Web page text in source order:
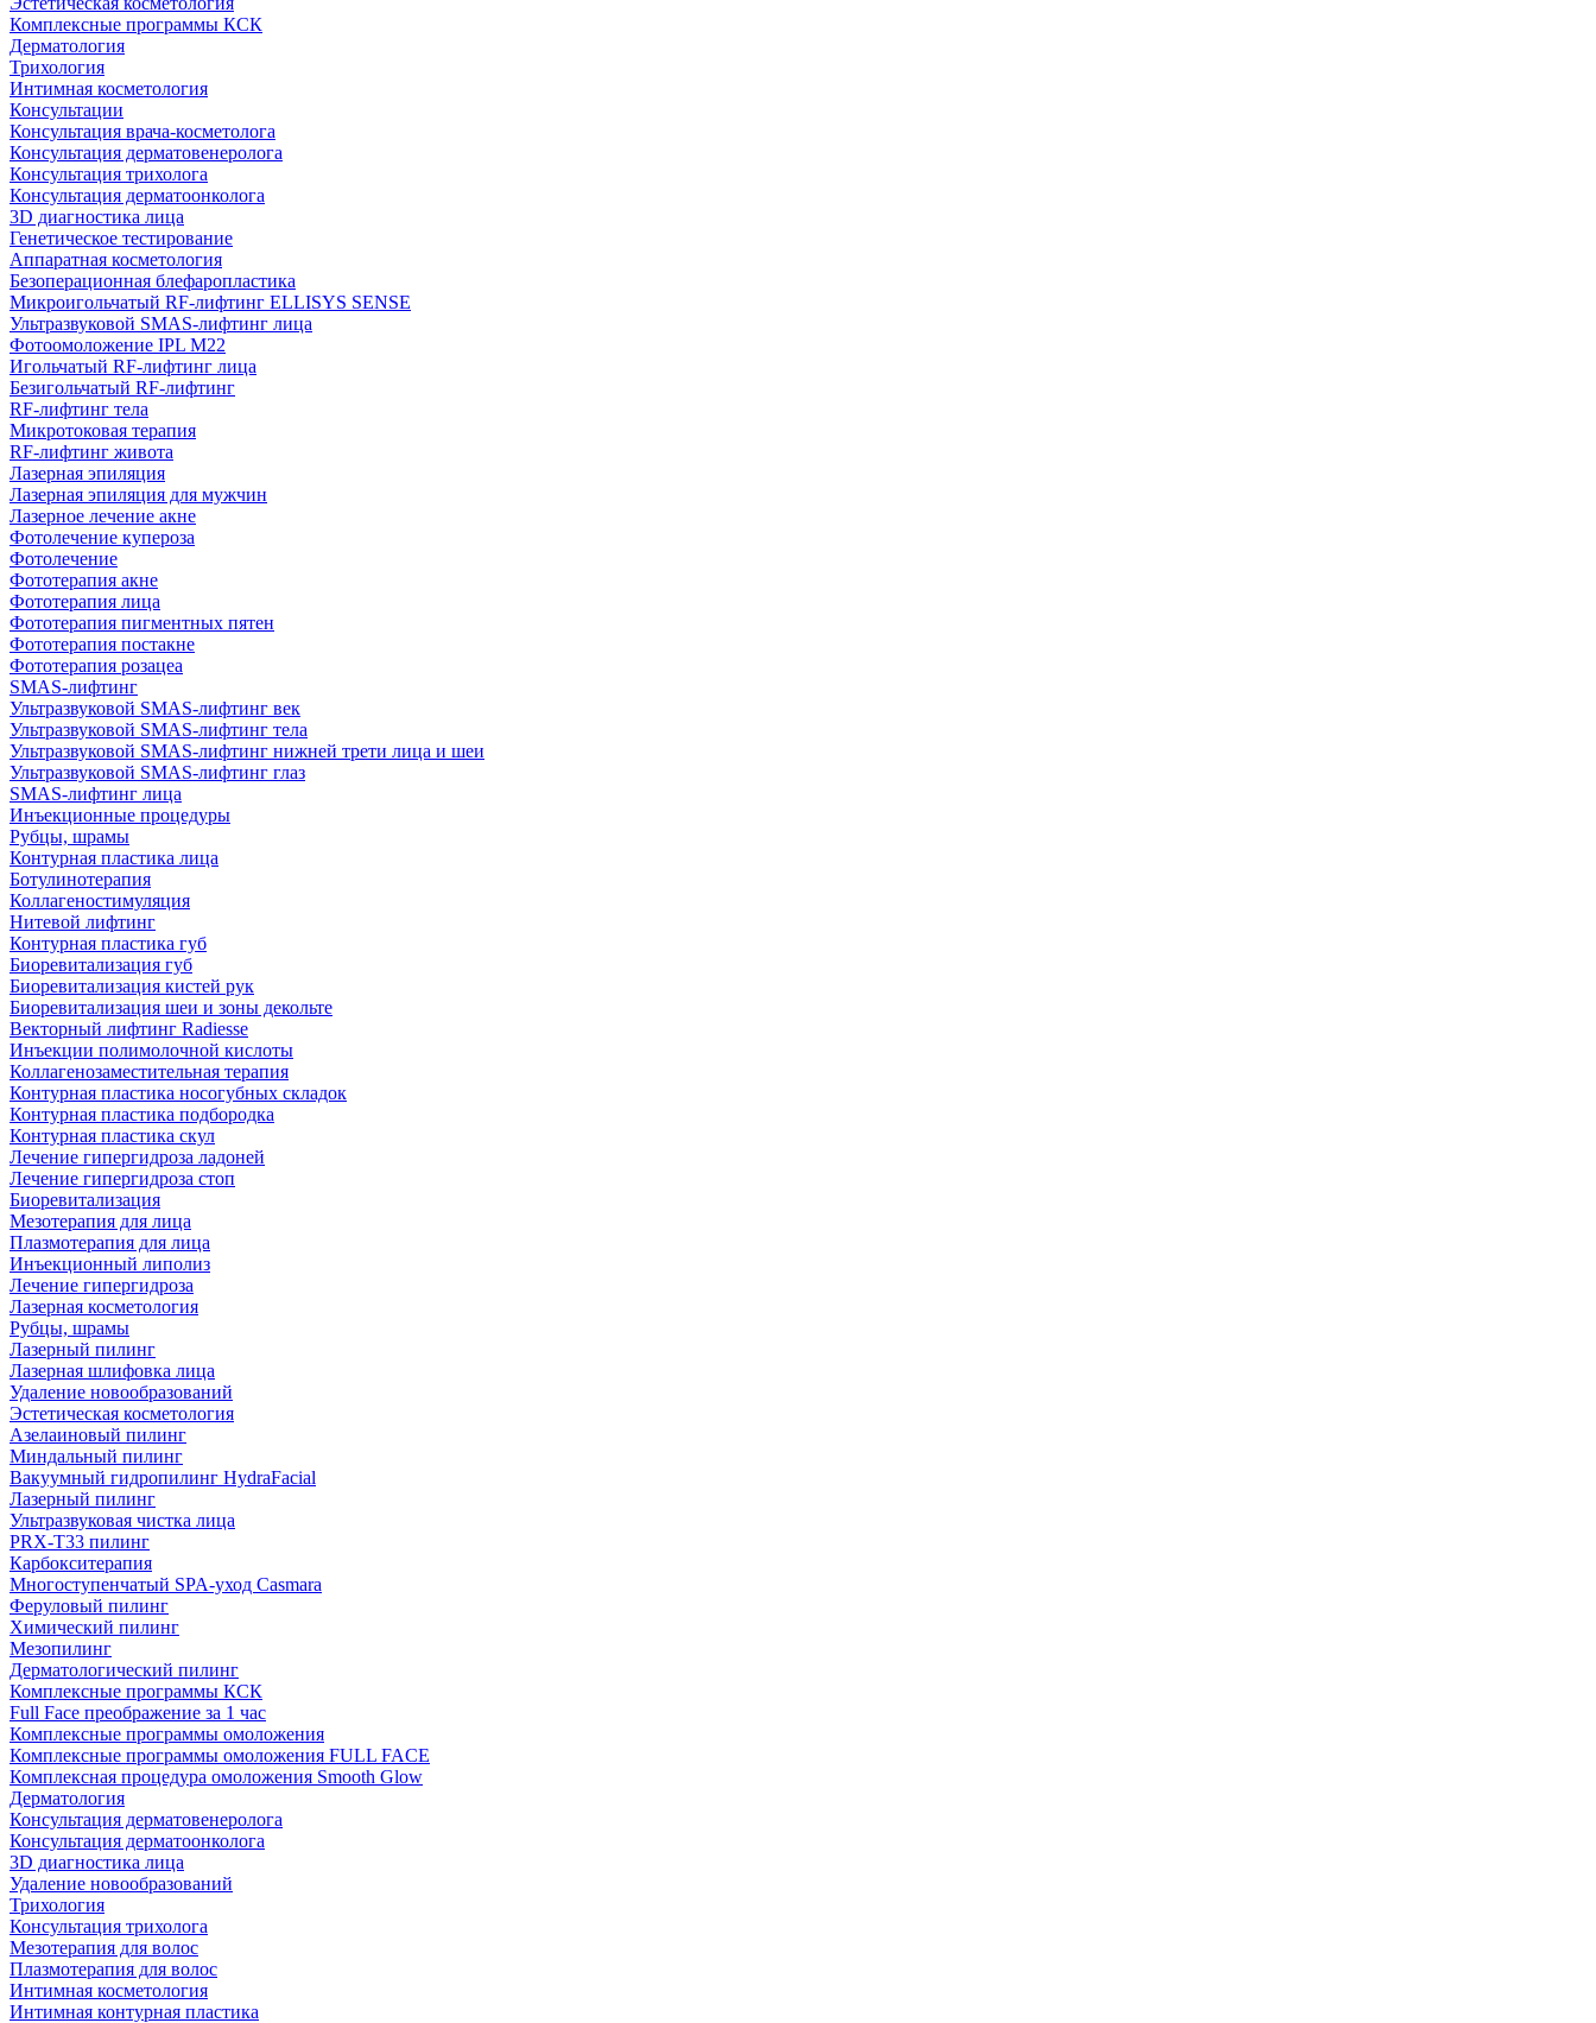
Комплексные программы КСК
Дерматология
Трихология
Интимная косметология
Консультации
Консультация врача-косметолога
Консультация дерматовенеролога
Консультация трихолога
Консультация дерматоонколога
3D диагностика лица
Генетическое тестирование
Аппаратная косметология
Безоперационная блефаропластика
Микроигольчатый RF-лифтинг ELLISYS SENSE
Ультразвуковой SMAS-лифтинг лица
Фотоомоложение IPL M22
Игольчатый RF-лифтинг лица
Безигольчатый RF-лифтинг
RF-лифтинг тела
Микротоковая терапия
RF-лифтинг живота
Лазерная эпиляция
Лазерная эпиляция для мужчин
Лазерное лечение акне
Фотолечение купероза
Фотолечение
Фототерапия акне
Фототерапия лица
Фототерапия пигментных пятен
Фототерапия постакне
Фототерапия розацеа
SMAS-лифтинг
Ультразвуковой SMAS-лифтинг век
Ультразвуковой SMAS-лифтинг тела
Ультразвуковой SMAS-лифтинг нижней трети лица и шеи
Ультразвуковой SMAS-лифтинг глаз
SMAS-лифтинг лица
Инъекционные процедуры
Рубцы, шрамы
Контурная пластика лица
Ботулинотерапия
Коллагеностимуляция
Нитевой лифтинг
Контурная пластика губ
Биоревитализация губ
Биоревитализация кистей рук
Биоревитализация шеи и зоны декольте
Векторный лифтинг Radiesse
Инъекции полимолочной кислоты
Коллагенозаместительная терапия
Контурная пластика носогубных складок
Контурная пластика подбородка
Контурная пластика скул
Лечение гипергидроза ладоней
Лечение гипергидроза стоп
Биоревитализация
Мезотерапия для лица
Плазмотерапия для лица
Инъекционный липолиз
Лечение гипергидроза
Лазерная косметология
Рубцы, шрамы
Лазерный пилинг
Лазерная шлифовка лица
Удаление новообразований
Эстетическая косметология
Азелаиновый пилинг
Миндальный пилинг
Вакуумный гидропилинг HydraFacial
Лазерный пилинг
Ультразвуковая чистка лица
PRX-T33 пилинг
Карбокситерапия
Многоступенчатый SPA-уход Сasmara
Феруловый пилинг
Химический пилинг
Мезопилинг
Дерматологический пилинг
Комплексные программы КСК
Full Face преображение за 1 час
Комплексные программы омоложения
Комплексные программы омоложения FULL FACE
Комплексная процедура омоложения Smooth Glow
Дерматология
Консультация дерматовенеролога
Консультация дерматоонколога
3D диагностика лица
Удаление новообразований
Трихология
Консультация трихолога
Мезотерапия для волос
Плазмотерапия для волос
Интимная косметология
Интимная контурная пластика